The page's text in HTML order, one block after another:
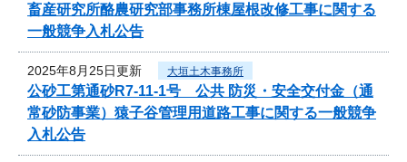
畜産研究所酪農研究部事務所棟屋根改修工事に関する
一般競争入札公告
2025年8月25日更新 大垣土木事務所
公砂工第通砂R7-11-1号 公共 防災・安全交付金（通
常砂防事業）猿子谷管理用道路工事に関する一般競争
入札公告